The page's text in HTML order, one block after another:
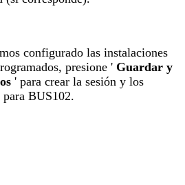
configurado las instalaciones
presione ' Guardar y
' para crear la sesión y los
BUS102.